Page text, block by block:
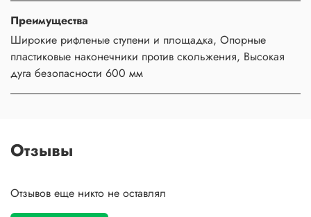
Преимущества
Широкие рифленые ступени и площадка, Опорные
пластиковые наконечники против скольжения, Высокая
дуга безопасности 600 мм
Отзывы
Отзывов еще никто не оставлял